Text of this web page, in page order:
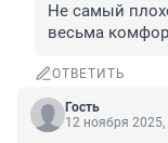
Не самый
весьма
ОТВЕТИТЬ
Гость
12 ноября 2025,